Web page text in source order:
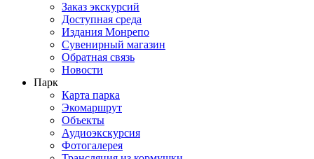
Заказ экскурсий
Доступная среда
Издания Монрепо
Сувенирный магазин
Обратная связь
Новости
Парк
Карта парка
Экомаршрут
Объекты
Аудиоэкскурсия
Фотогалерея